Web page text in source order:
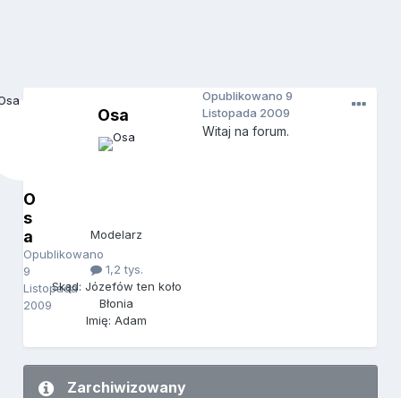
O
s
a
Opublikowano
9
Listopada
2009
Osa
Modelarz
1,2 tys.
Skąd: Józefów ten koło
Błonia
Imię: Adam
Opublikowano9
Listopada 2009
Witaj na forum.
Zarchiwizowany